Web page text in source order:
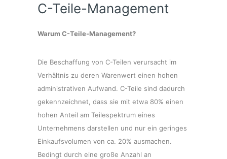
C-Teile-Management
Warum C-Teile-Management?
Die Beschaffung von C-Teilen verursacht im
Verhältnis zu deren Warenwert einen hohen
administrativen Aufwand. C-Teile sind dadurch
gekennzeichnet, dass sie mit etwa 80% einen
hohen Anteil am Teilespektrum eines
Unternehmens darstellen und nur ein geringes
Einkaufsvolumen von ca. 20% ausmachen.
Bedingt durch eine große Anzahl an